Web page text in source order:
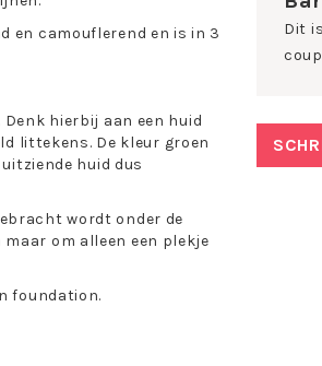
en camouflerend en is in 3
hierbij aan een huid
littekens. De kleur groen
huid dus
wordt onder de
om alleen een plekje
foundation.
Dit